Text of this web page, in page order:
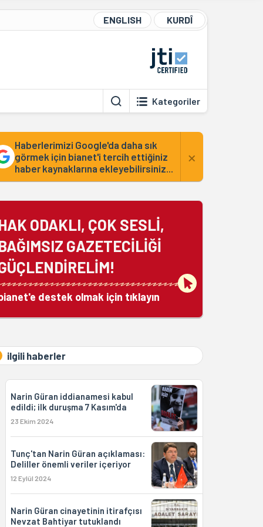
ENGLISH KURDÎ
Kategoriler
Haberlerimizi Google'da daha sık
görmek için bianet'i tercih ettiğiniz
haber kaynaklarına ekleyebilirsiniz...
×
ODAKLI, ÇOK SESLİ,
GAZETECİLİĞİ
destek olmak için tıklayın
ilgili haberler
Narin Güran iddianamesi kabul
edildi; ilk duruşma 7 Kasım'da
23 Ekim 2024
Tunç'tan Narin Güran açıklaması:
Deliller önemli veriler içeriyor
12 Eylül 2024
Narin Güran cinayetinin itirafçısı
Nevzat Bahtiyar tutuklandı